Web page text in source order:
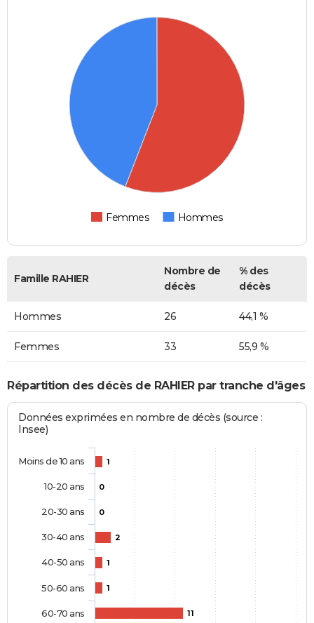
Femmes Hommes
Famille RAHIER
Nombre de
décès
% des
décès
Hommes 26 44,1 %
Femmes 33 55,9 %
Répartition des décès de RAHIER par tranche d'âges
Données exprimées en nombre de décès (source :
Insee)
1
0
0
2
1
1
11
Moins de 10 ans
10-20 ans
20-30 ans
30-40 ans
40-50 ans
50-60 ans
60-70 ans